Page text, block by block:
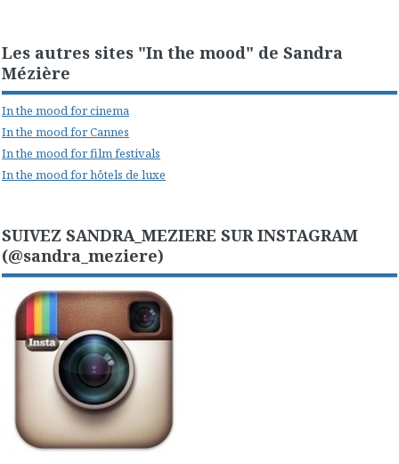
Les autres sites "In the mood" de Sandra
Mézière
In the mood for cinema
In the mood for Cannes
In the mood for film festivals
In the mood for hôtels de luxe
SUIVEZ SANDRA_MEZIERE SUR INSTAGRAM
(@sandra_meziere)